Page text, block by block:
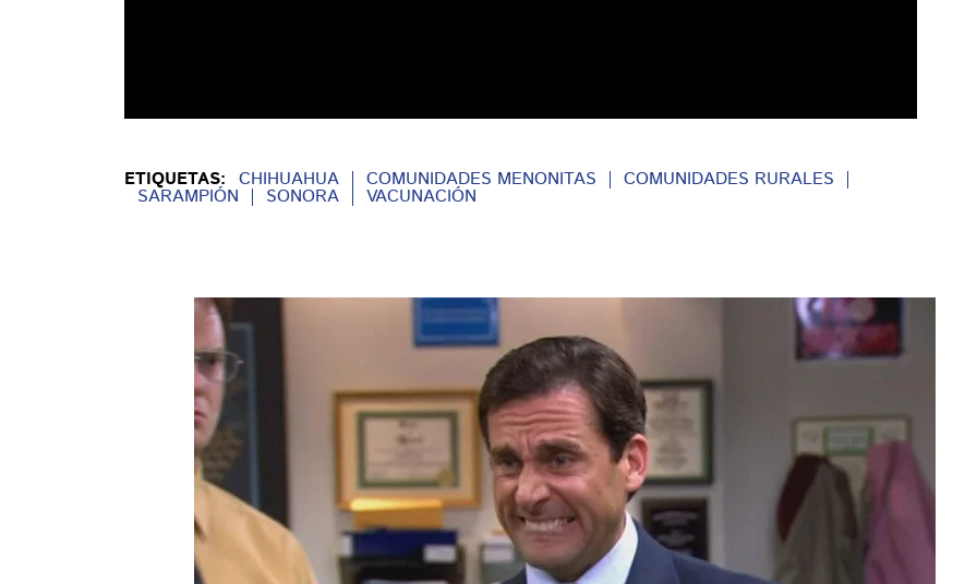
ETIQUETAS: CHIHUAHUA COMUNIDADES MENONITAS COMUNIDADES RURALES
SARAMPIÓN SONORA VACUNACIÓN